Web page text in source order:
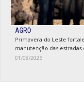
AGRO
Primavera do Leste
manutenção das estradas
01/08/2026